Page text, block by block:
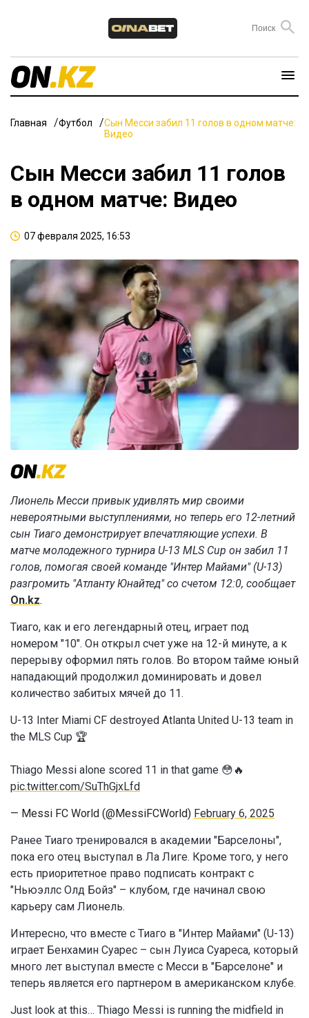
Главная Футбол
Сын Месси забил 11 голов в одном матче:
Видео
Сын Месси забил 11 голов
в одном матче: Видео
07 февраля 2025, 16:53
Лионель Месси привык удивлять мир своими
невероятными выступлениями, но теперь его 12-летний
сын Тиаго демонстрирует впечатляющие успехи. В
матче молодежного турнира U-13 MLS Cup он забил 11
голов, помогая своей команде "Интер Майами" (U-13)
разгромить "Атланту Юнайтед" со счетом 12:0, сообщает
On.kz.
Тиаго, как и его легендарный отец, играет под
номером "10". Он открыл счет уже на 12-й минуте, а к
перерыву оформил пять голов. Во втором тайме юный
нападающий продолжил доминировать и довел
количество забитых мячей до 11.
U-13 Inter Miami CF destroyed Atlanta United U-13 team in
the MLS Cup 🏆
Thiago Messi alone scored 11 in that game 😳🔥
pic.twitter.com/SuThGjxLfd
— Messi FC World (@MessiFCWorld) February 6, 2025
Ранее Тиаго тренировался в академии "Барселоны",
пока его отец выступал в Ла Лиге. Кроме того, у него
есть приоритетное право подписать контракт с
"Ньюэллс Олд Бойз" – клубом, где начинал свою
карьеру сам Лионель.
Интересно, что вместе с Тиаго в "Интер Майами" (U-13)
играет Бенхамин Суарес – сын Луиса Суареса, который
много лет выступал вместе с Месси в "Барселоне" и
теперь является его партнером в американском клубе.
Just look at this… Thiago Messi is running the midfield in